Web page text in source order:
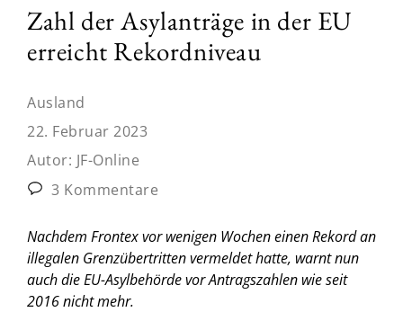
Zahl der Asylanträge in der EU
erreicht Rekordniveau
Ausland
22. Februar 2023
Autor: JF-Online
3 Kommentare
Nachdem Frontex vor wenigen Wochen einen Rekord an
illegalen Grenzübertritten vermeldet hatte, warnt nun
auch die EU-Asylbehörde vor Antragszahlen wie seit
2016 nicht mehr.